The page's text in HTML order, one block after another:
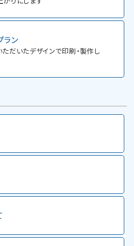
ラン
だいたデザインで印刷・製作し